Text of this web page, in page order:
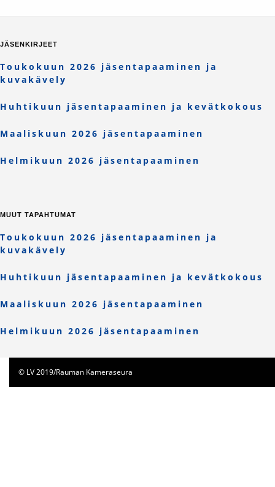
JÄSENKIRJEET
Toukokuun 2026 jäsentapaaminen ja
kuvakävely
Huhtikuun jäsentapaaminen ja kevätkokous
Maaliskuun 2026 jäsentapaaminen
Helmikuun 2026 jäsentapaaminen
MUUT TAPAHTUMAT
Toukokuun 2026 jäsentapaaminen ja
kuvakävely
Huhtikuun jäsentapaaminen ja kevätkokous
Maaliskuun 2026 jäsentapaaminen
Helmikuun 2026 jäsentapaaminen
© LV 2019/Rauman Kameraseura